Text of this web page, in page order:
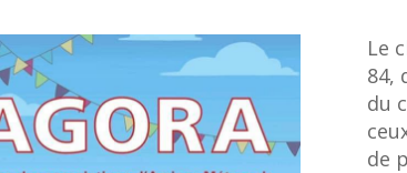
Le
84,
du
de